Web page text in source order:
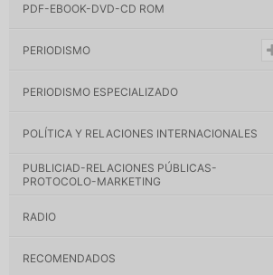
PDF-EBOOK-DVD-CD ROM
PERIODISMO
PERIODISMO ESPECIALIZADO
POLÍTICA Y RELACIONES INTERNACIONALES
PUBLICIAD-RELACIONES PÚBLICAS-
PROTOCOLO-MARKETING
RADIO
RECOMENDADOS